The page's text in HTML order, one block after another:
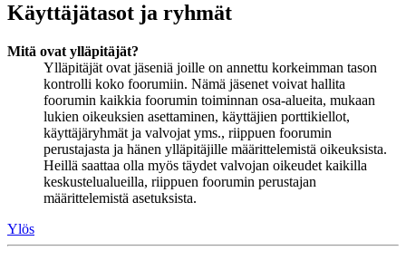
Käyttäjätasot ja ryhmät
Mitä ovat ylläpitäjät?
Ylläpitäjät ovat jäseniä joille on annettu korkeimman tason
kontrolli koko foorumiin. Nämä jäsenet voivat hallita
foorumin kaikkia foorumin toiminnan osa-alueita, mukaan
lukien oikeuksien asettaminen, käyttäjien porttikiellot,
käyttäjäryhmät ja valvojat yms., riippuen foorumin
perustajasta ja hänen ylläpitäjille määrittelemistä oikeuksista.
Heillä saattaa olla myös täydet valvojan oikeudet kaikilla
keskustelualueilla, riippuen foorumin perustajan
määrittelemistä asetuksista.
Ylös